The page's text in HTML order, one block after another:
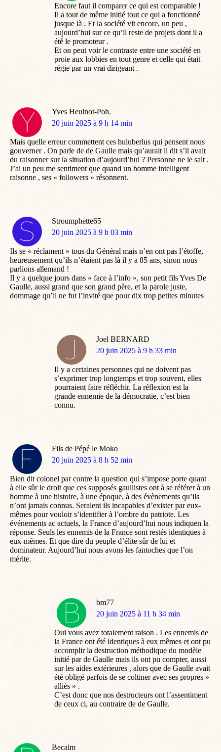
Encore faut il comparer ce qui est comparable !
Il a tout de même initié tout ce qui a fonctionné
jusque là . Et la société vit encore, un peu ,
aujourd’hui sur ce qu’il reste de projets dont il a
été le promoteur .
Et on peut voir le contraste entre une société en
proie aux lobbies en tout genre et celle qui était
régie par un vrai dirigeant .
Yves Heulnot-Poh.
dit
20 juin 2025 à 9 h 14 min
Mais quelle erreur commettent ces huluberlus qui pensent nous
gouverner . On parle de de Gaulle mais qu’aurait il dit s’il avait
du raisonner sur la situation d’aujourd’hui ? Personne ne le sait .
J’ai un peu me sentiment que quand un homme intelligent
raisonne , ses « followers » résonnent.
Stroumphette65
dit
20 juin 2025 à 9 h 03 min
Ils se « réclament » tous du Général mais n’en ont pas l’étoffe,
heureusement qu’ils n’étaient pas là il y a 85 ans, sinon nous
parlions allemand !
Il y a quelque jours dans « face à l’info », son petit fils Yves De
Gaulle, aussi grand que son grand père, et la parole juste,
dommage qu’il ne fut l’invité que pour dix trop petites minutes
Joel BERNARD
dit
20 juin 2025 à 9 h 33 min
Il y a certaines personnes qui ne doivent pas
s’exprimer trop longtemps et trop souvent, elles
pourraient faire réfléchir. La réflexion est la
grande ennemie de la démocratie, c’est bien
connu.
Fils de Pépé le Moko
dit
20 juin 2025 à 8 h 52 min
Bien dit colonel par contre la question qui s’impose porte quant
à elle sûr le droit que ces supposés gaullistes ont à se référer à un
homme à une histoire, à une époque, à des évènements qu’ils
n’ont jamais connus. Seraient ils incapables d’exister par eux-
mêmes pour vouloir s’identifier à l’ombre du patriote. Les
événements ac actuels, la France d’aujourd’hui nous indiquen la
réponse. Seuls les ennemis de la France sont restés identiques à
eux-mêmes. Et que dire du peuple d’élite sûr de lui et
dominateur. Aujourd’hui nous avons les fantoches que l’on
mérite.
bm77
dit
20 juin 2025 à 11 h 34 min
Oui vous avez totalement raison . Les ennemis de
la France ont été identiques à eux mêmes et ont pu
accomplir la destruction méthodique du modèle
initié par de Gaulle mais ils ont pu compter, aussi
sur les aides extérieures , alors que de Gaulle avait
été obligé parfois de se coltiner avec ses propres »
alliés » .
C’est donc que nos destructeurs ont l’assentiment
de ceux ci, au contraire de de Gaulle.
Becalm